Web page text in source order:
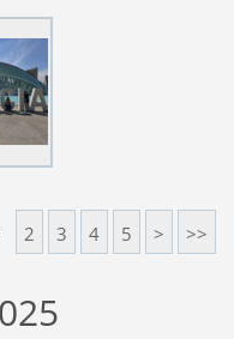
2 3 4 5 > >>